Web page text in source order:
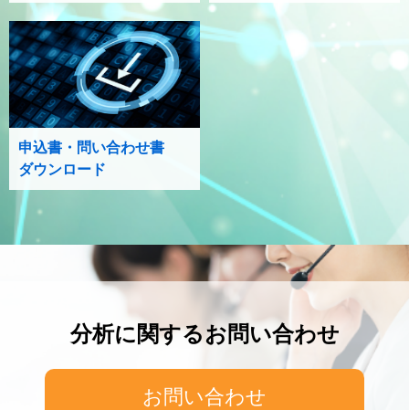
申込書・問い合わせ書
ダウンロード
分析に関するお問い合わせ
お問い合わせ